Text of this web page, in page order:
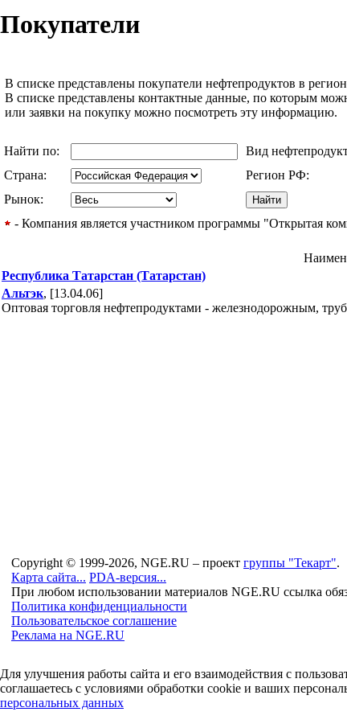
Покупатели
В списке представлены покупатели нефтепродуктов в
В списке представлены контактные данные, по которым
или заявки на покупку можно посмотреть эту информацию.
Найти по:
Вид
Страна:
Регион РФ:
Рынок:
- Компания является участником программы "Открытая
Республика Татарстан (Татарстан)
Альтэк, [13.04.06]
Оптовая торговля нефтепродуктами - железнодорожным,
Copyright © 1999-2026, NGE.RU – проект группы "Текарт".
Карта сайта... PDA-версия...
При любом использовании материалов NGE.RU ссылка
Политика конфиденциальности
Пользовательское соглашение
Реклама на NGE.RU
Для улучшения работы сайта и его взаимодействия с
соглашаетесь с условиями обработки cookie и ваших
персональных данных